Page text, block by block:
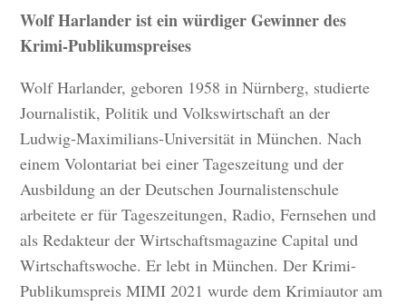
Wolf Harlander ist ein würdiger Gewinner des
Krimi-Publikumspreises
Wolf Harlander, geboren 1958 in Nürnberg, studierte
Journalistik, Politik und Volkswirtschaft an der
Ludwig-Maximilians-Universität in München. Nach
einem Volontariat bei einer Tageszeitung und der
Ausbildung an der Deutschen Journalistenschule
arbeitete er für Tageszeitungen, Radio, Fernsehen und
als Redakteur der Wirtschaftsmagazine Capital und
Wirtschaftswoche. Er lebt in München. Der Krimi-
Publikumspreis MIMI 2021 wurde dem Krimiautor am